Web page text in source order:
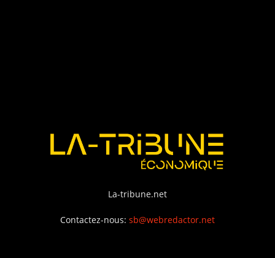
La-tribune.net
Contactez-nous: sb@webredactor.net